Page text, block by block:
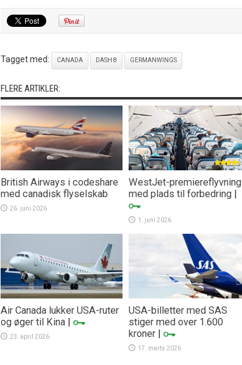
Tagget med: CANADA DASH 8 GERMANWINGS
FLERE ARTIKLER:
British Airways i codeshare
med canadisk flyselskab
26. juni 2026
WestJet-premiereflyvning
med plads til forbedring
1. juni 2026
Air Canada lukker USA-ruter
og øger til Kina
23. april 2026
USA-billetter med SAS
stiger med over 1.600
kroner
17. marts 2026